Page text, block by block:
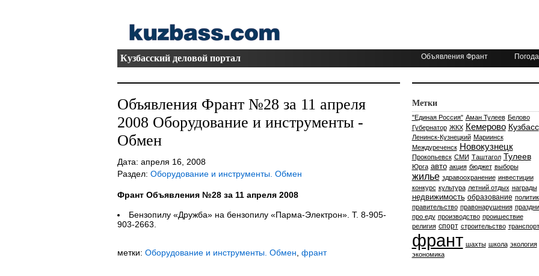
Кузбасский деловой портал Объявления Франт Погода
Объявления Франт №28 за 11 апреля
2008 Оборудование и инструменты -
Обмен
Дата: апреля 16, 2008
Раздел: Оборудование и инструменты. Обмен
Франт Объявления №28 за 11 апреля 2008
Бензопилу «Дружба» на бензопилу «Парма-Электрон». Т. 8-905-
903-2663.
метки: Оборудование и инструменты. Обмен франт
Метки
"Единая Россия" Аман Тулеев Белово
Губернатор ЖКХ Кемерово Кузбасс
Ленинск-Кузнецкий Мариинск
Междуреченск Новокузнецк
Прокопьевск СМИ Таштагол Тулеев
Юрга авто акция бюджет выборы
жилье здравоохранение инвестиции
конкурс культура летний отдых награды
недвижимость образование
правительство правонарушения
про еду производство проишествие
религия спорт строительство транспорт
франт шахты школа экология
экономика